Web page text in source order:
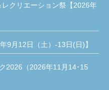
クリエーション祭【2026年
9月12日（土）-13日(日)】
2026（2026年11月14･15